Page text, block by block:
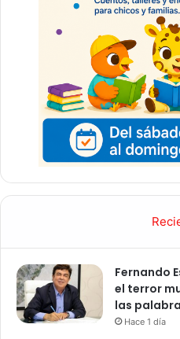
Fernando
el terror
las
Hace 1 día